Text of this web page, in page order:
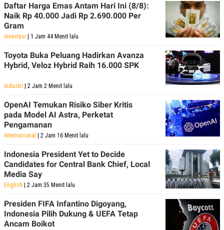
Daftar Harga Emas Antam Hari Ini (8/8):
Naik Rp 40.000 Jadi Rp 2.690.000 Per
Gram
Investasi | 1 Jam 44 Menit lalu
Toyota Buka Peluang Hadirkan Avanza
Hybrid, Veloz Hybrid Raih 16.000 SPK
Industri | 2 Jam 2 Menit lalu
OpenAI Temukan Risiko Siber Kritis
pada Model AI Astra, Perketat
Pengamanan
Internasional | 2 Jam 16 Menit lalu
Indonesia President Yet to Decide
Candidates for Central Bank Chief, Local
Media Say
English | 2 Jam 35 Menit lalu
Presiden FIFA Infantino Digoyang,
Indonesia Pilih Dukung & UEFA Tetap
Ancam Boikot